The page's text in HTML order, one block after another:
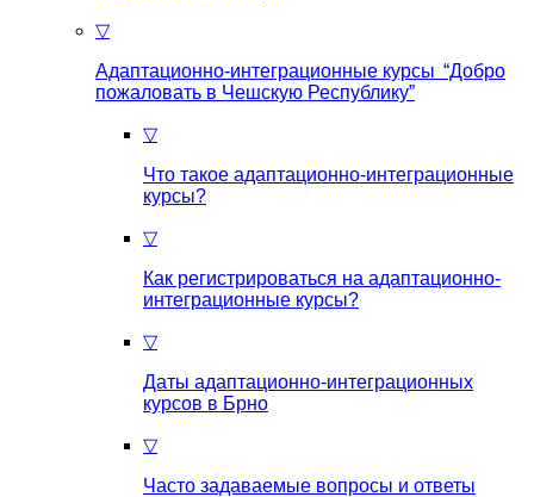
▽
Адаптационно-интеграционные курсы “Добро
пожаловать в Чешскую Республику”
▽
Что такое aдаптационно-интеграционные
курсы?
▽
Как регистрироваться на aдаптационно-
интеграционные курсы?
▽
Даты адаптационно-интеграционных
курсов в Брно
▽
Часто задаваемые вопросы и ответы